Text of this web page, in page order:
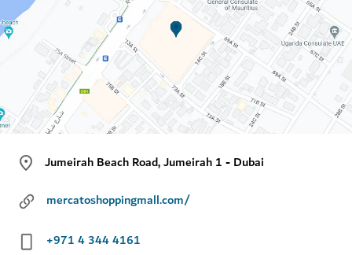
Jumeirah Beach Road, Jumeirah 1 - Dubai
mercatoshoppingmall.com/
+971 4 344 4161